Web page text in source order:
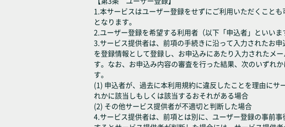
1.本サービスはユーザー登録をせずにご利用いただくこと
となります。
2.ユーザー登録を希望する利用者（以下「申込者」といい
3.サービス提供者は、前項の手続きに沿って入力されたお
を登録情報として登録し、お申込みにあたり入力されたメ
す。なお、お申込み内容の審査を行った結果、次のいずれ
す。
(1) 申込者が、過去に本利用規約に違反したことを理由に
れかに該当しもしくは該当するおそれがある場合
(2) その他サービス提供者が不適切と判断した場合
4.サービス提供者は、前項とは別に、ユーザー登録の事前